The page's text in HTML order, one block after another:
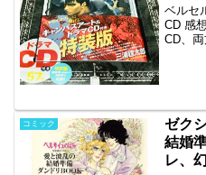
ベルセ
CD 感
CD、
コミック
ゼク
結婚
レ、